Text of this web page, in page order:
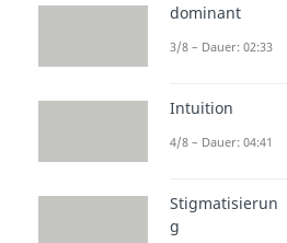
dominant
3/8 – Dauer: 02:33
Intuition
4/8 – Dauer: 04:41
Stigmatisierun
g